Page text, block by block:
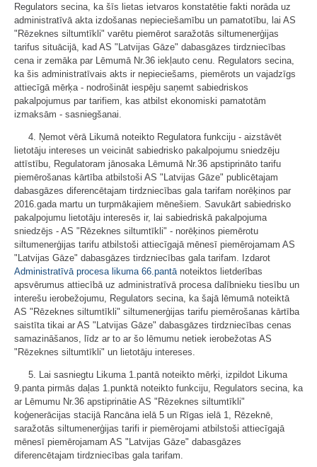
Regulators secina, ka šīs lietas ietvaros konstatētie fakti norāda uz
administratīvā akta izdošanas nepieciešamību un pamatotību, lai AS
"Rēzeknes siltumtīkli" varētu piemērot saražotās siltumenerģijas
tarifus situācijā, kad AS "Latvijas Gāze" dabasgāzes tirdzniecības
cena ir zemāka par Lēmumā Nr.36 iekļauto cenu. Regulators secina,
ka šis administratīvais akts ir nepieciešams, piemērots un vajadzīgs
attiecīgā mērķa - nodrošināt iespēju saņemt sabiedriskos
pakalpojumus par tarifiem, kas atbilst ekonomiski pamatotām
izmaksām - sasniegšanai.
4. Ņemot vērā Likumā noteikto Regulatora funkciju - aizstāvēt
lietotāju intereses un veicināt sabiedrisko pakalpojumu sniedzēju
attīstību, Regulatoram jānosaka Lēmumā Nr.36 apstiprināto tarifu
piemērošanas kārtība atbilstoši AS "Latvijas Gāze" publicētajam
dabasgāzes diferencētajam tirdzniecības gala tarifam norēķinos par
2016.gada martu un turpmākajiem mēnešiem. Savukārt sabiedrisko
pakalpojumu lietotāju interesēs ir, lai sabiedriskā pakalpojuma
sniedzējs - AS "Rēzeknes siltumtīkli" - norēķinos piemērotu
siltumenerģijas tarifu atbilstoši attiecīgajā mēnesī piemērojamam AS
"Latvijas Gāze" dabasgāzes tirdzniecības gala tarifam. Izdarot
Administratīvā procesa likuma 66.pantā noteiktos lietderības
apsvērumus attiecībā uz administratīvā procesa dalībnieku tiesību un
interešu ierobežojumu, Regulators secina, ka šajā lēmumā noteiktā
AS "Rēzeknes siltumtīkli" siltumenerģijas tarifu piemērošanas kārtība
saistīta tikai ar AS "Latvijas Gāze" dabasgāzes tirdzniecības cenas
samazināšanos, līdz ar to ar šo lēmumu netiek ierobežotas AS
"Rēzeknes siltumtīkli" un lietotāju intereses.
5. Lai sasniegtu Likuma 1.pantā noteikto mērķi, izpildot Likuma
9.panta pirmās daļas 1.punktā noteikto funkciju, Regulators secina, ka
ar Lēmumu Nr.36 apstiprinātie AS "Rēzeknes siltumtīkli"
koģenerācijas stacijā Rancāna ielā 5 un Rīgas ielā 1, Rēzeknē,
saražotās siltumenerģijas tarifi ir piemērojami atbilstoši attiecīgajā
mēnesī piemērojamam AS "Latvijas Gāze" dabasgāzes
diferencētajam tirdzniecības gala tarifam.